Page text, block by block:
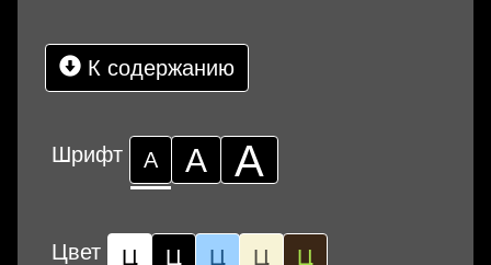
К содержанию
Шрифт А А А
Цвет Ц Ц Ц Ц Ц